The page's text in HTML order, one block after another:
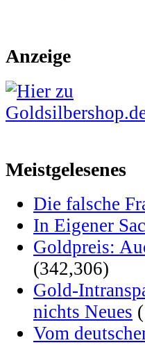
Anzeige
Meistgelesenes
Die falsche
In Eigener
Goldpreis:
(342,306)
Gold-
nichts Neues
Vom